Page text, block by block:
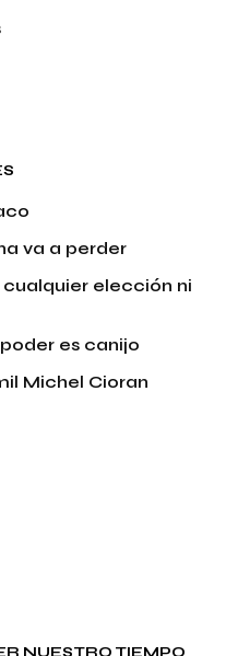
va a perder
cualquier elección ni
es canijo
Michel Cioran
NUESTRO TIEMPO